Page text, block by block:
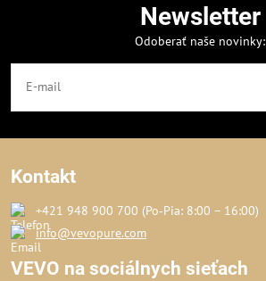
Newsletter
Odoberať naše novinky:
Kontakt
+421 948 900 700 (Po‑Pia: 8:00 – 16:00)
info@vevopure.com
VEVO na sociálnych sieťach